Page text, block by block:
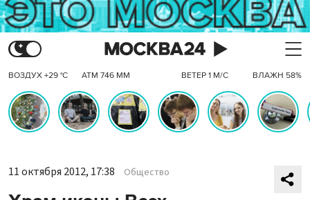
ВОЗДУХ +29 °C АТМ 746 ММ ВЕТЕР 1 М/С ВЛАЖН 58%
11 октября 2012, 17:38 Общество